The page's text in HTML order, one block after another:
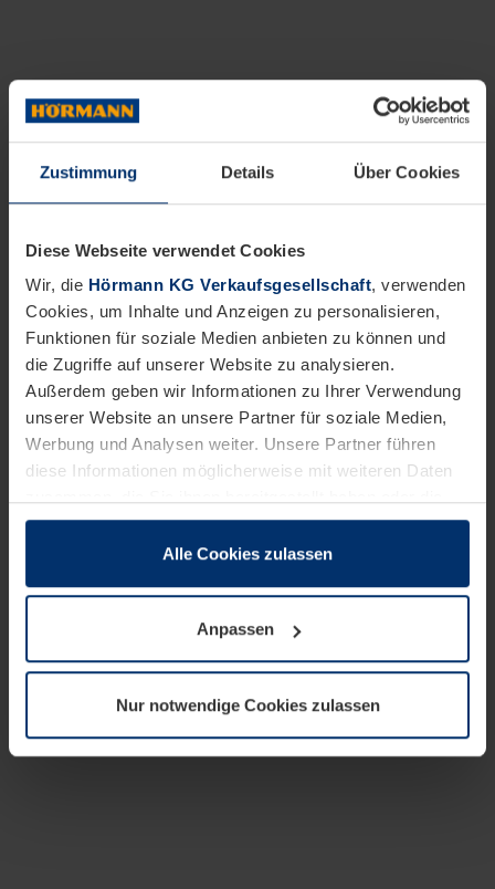
Zustimmung Details Über Cookies
Diese Webseite verwendet Cookies
Wir, die Hörmann KG Verkaufsgesellschaft, verwenden
Cookies, um Inhalte und Anzeigen zu personalisieren,
Funktionen für soziale Medien anbieten zu können und
die Zugriffe auf unserer Website zu analysieren.
Außerdem geben wir Informationen zu Ihrer Verwendung
unserer Website an unsere Partner für soziale Medien,
Werbung und Analysen weiter. Unsere Partner führen
diese Informationen möglicherweise mit weiteren Daten
sie im Rahmen Ihrer Nutzung der Dienste gesammelt
wenn diese für den Betrieb dieser Seite unbedingt
notwendig sind. Für alle anderen Cookie-Typen benötigen
wir Ihre Erlaubnis. Ihre Einwilligung können Sie jederzeit
Datenschutzerklärungunserer Website ändern oder
widerrufen.
Alle Cookies zulassen
Anpassen
Nur notwendige Cookies zulassen